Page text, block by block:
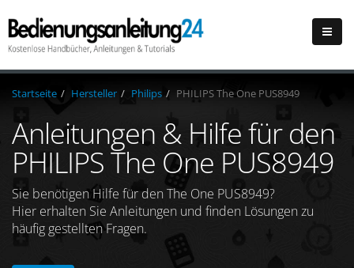
Startseite Hersteller Philips PHILIPS The One PUS8949
Anleitungen & Hilfe für den
PHILIPS The One PUS8949
Sie benötigen Hilfe für den The One PUS8949?
Hier erhalten Sie Anleitungen und finden Lösungen zu
häufig gestellten Fragen.